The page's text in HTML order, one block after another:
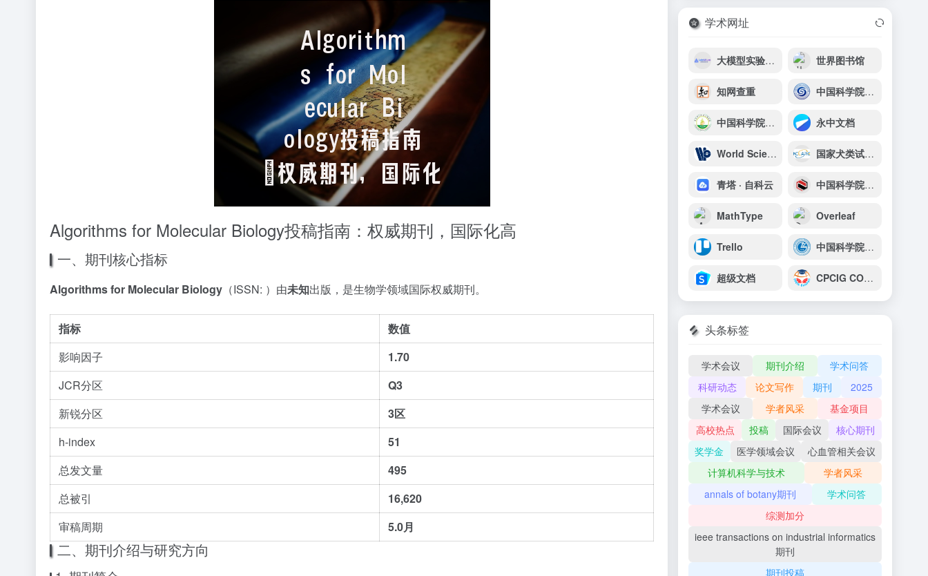
Algorithms for Molecular Biology投稿指南：权威期刊，国际化高
一、期刊核心指标
Algorithms for Molecular Biology （ISSN: ）由未知出版，是生物学领域国际权威期刊。
指标
数值
影响因子
1.70
JCR分区
Q3
新锐分区
3区
h-index
51
总发文量
495
总被引
16,620
审稿周期
5.0月
二、期刊介绍与研究方向
学术网址
大模型实验室Lab4AI 世界图书馆
知网查重 中国科学院地质与地球物理研究所
中国科学院武汉植物园 永中文档
World Scientific Publishing 国家犬类试验动物资源库
青塔 · 自科云 中国科学院山西煤炭化学研究所
MathType Overleaf
Trello 中国科学院兰州化学物理研究所
超级文档 CPCIG CONFERENCE INTERNATIONAL
头条标签
学术会议 期刊介绍
学术问答
科研动态
论文写作 期刊
2025
学术会议
学者风采
基金项目
高校热点
投稿 国际会议
核心期刊
奖学金
医学领域会议
心血管相关会议
计算机科学与技术
学者风采
annals of botany期刊
学术问答
综测加分
ieee transactions on industrial informatics
期刊
期刊投稿